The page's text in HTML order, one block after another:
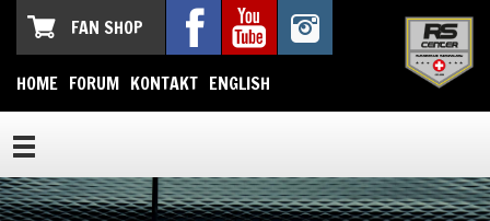
FAN SHOP
HOME FORUM KONTAKT ENGLISH